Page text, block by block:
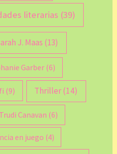
literarias (39)
J. Maas (13)
Garber(6)
(9) Thriller(14)
Trudi Canavan (6)
en juego (4)